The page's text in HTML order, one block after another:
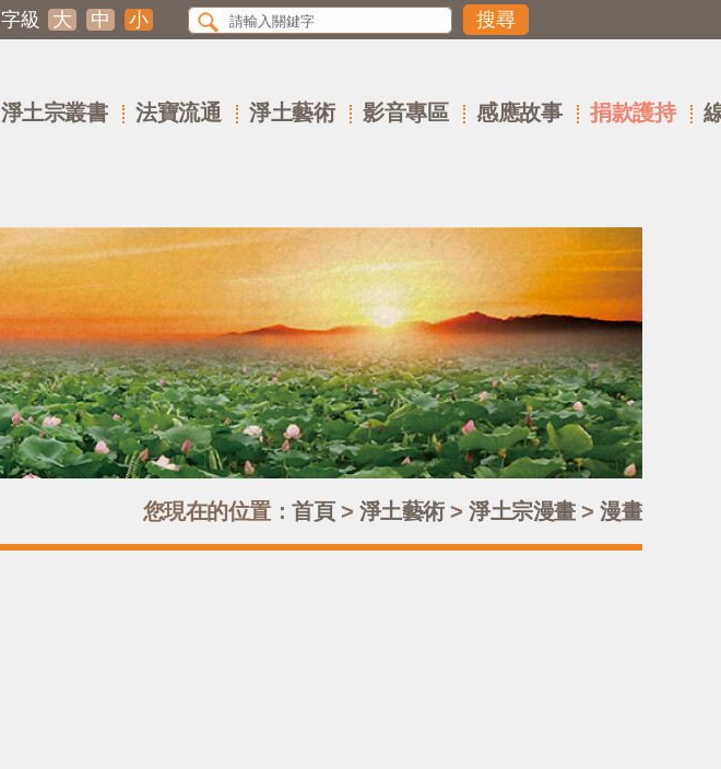
字級 大 中 小
淨土宗叢書 法寶流通 淨土藝術 影音專區 感應故事 捐款護持
您現在的位置： 首頁> 淨土藝術> 淨土宗漫畫> 漫畫